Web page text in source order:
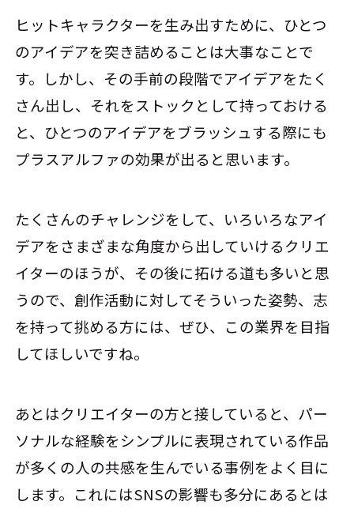
ヒットキャラクターを生み出すために、ひとつ
のアイデアを突き詰めることは大事なことで
す。しかし、その手前の段階でアイデアをたく
さん出し、それをストックとして持っておける
と、ひとつのアイデアをブラッシュする際にも
プラスアルファの効果が出ると思います。
たくさんのチャレンジをして、いろいろなアイ
デアをさまざまな角度から出していけるクリエ
イターのほうが、その後に拓ける道も多いと思
うので、創作活動に対してそういった姿勢、志
を持って挑める方には、ぜひ、この業界を目指
してほしいですね。
あとはクリエイターの方と接していると、パー
ソナルな経験をシンプルに表現されている作品
が多くの人の共感を生んでいる事例をよく目に
します。これにはSNSの影響も多分にあるとは